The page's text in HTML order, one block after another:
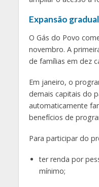
Expansão gradual
O Gás do Povo
novembro. A
de famílias em dez
Em janeiro, o
demais capitais do
automaticamente
benefícios de
Para participar do
ter renda por
mínimo;